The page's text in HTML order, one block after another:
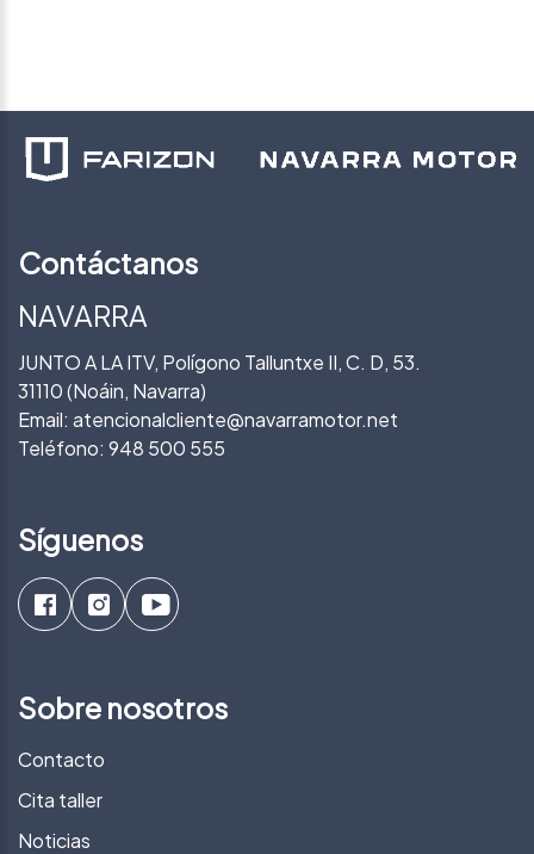
Contáctanos
NAVARRA
JUNTO A LA ITV, Polígono Talluntxe II, C. D, 53.
31110 (Noáin, Navarra)
Email: atencionalcliente@navarramotor.net
Teléfono: 948 500 555
Síguenos
Sobre nosotros
Contacto
Cita taller
Noticias